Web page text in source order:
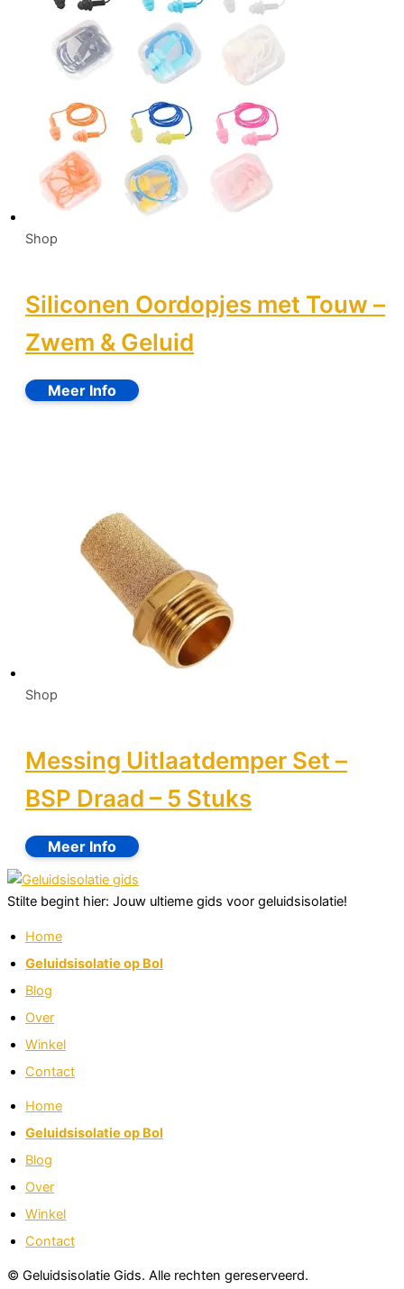
Shop
Siliconen Oordopjes met Touw –
Zwem & Geluid
Shop
Messing Uitlaatdemper Set –
BSP Draad – 5 Stuks
Stilte begint hier: Jouw ultieme gids voor geluidsisolatie!
Home
Geluidsisolatie op Bol
Blog
Over
Winkel
Contact
Home
Geluidsisolatie op Bol
Blog
Over
Winkel
Contact
© Geluidsisolatie Gids. Alle rechten gereserveerd.